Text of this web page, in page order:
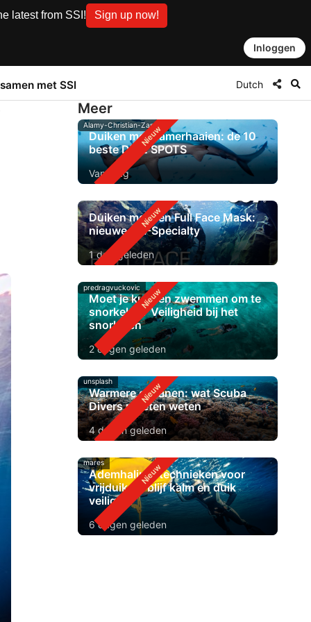
latest from SSI! Sign up now!
Inloggen
met SSI Dutch
Meer
Alamy-Christian-Zappel
Duiken met hamerhaaien: de 10
beste DIVE SPOTS
Vandaag
Duiken met een Full Face Mask:
nieuwe SSI-Specialty
1 dag geleden
predragvuckovic
Moet je kunnen zwemmen om te
snorkelen? Veiligheid bij het
snorkelen
2 dagen geleden
unsplash
Warmere oceanen: wat Scuba
Divers moeten weten
4 dagen geleden
mares
Ademhalingstechnieken voor
vrijduiken: blijf kalm en duik
veiliger
6 dagen geleden